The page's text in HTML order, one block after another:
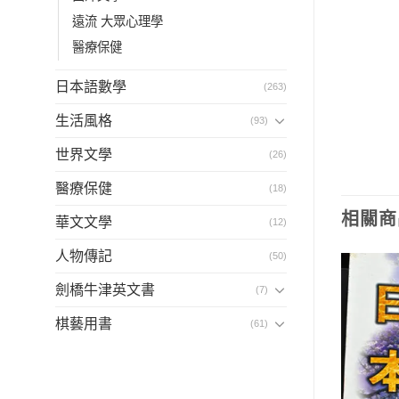
遠流 大眾心理學
醫療保健
日本語數學 (263)
生活風格 (93)
世界文學 (26)
醫療保健 (18)
華文文學 (12)
人物傳記 (50)
劍橋牛津英文書 (7)
棋藝用書 (61)
相關